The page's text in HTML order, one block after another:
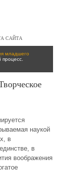
САЙТА
младшего
наукой
в
в
воображения